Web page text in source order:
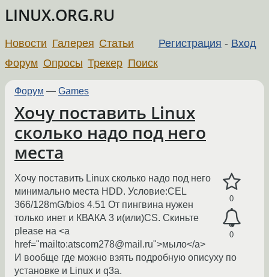
LINUX.ORG.RU
Регистрация - Вход
Новости Галерея Статьи
Форум Опросы Трекер Поиск
Форум — Games
Хочу поставить Linux
сколько надо под него
места
0
0
Хочу поставить Linux сколько надо под него
минимально места HDD. Условие:CEL
366/128mG/bios 4.51 От пингвина нужен
только инет и КВАКА 3 и(или)CS. Скиньте
please на <a
href="mailto:atscom278@mail.ru">мыло</a>
И вообще где можно взять подробную описуху по
установке и Linux и q3a.